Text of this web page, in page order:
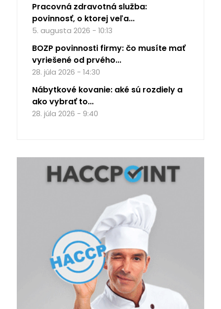
Pracovná zdravotná služba:
povinnosť, o ktorej veľa...
5. augusta 2026 - 10:13
BOZP povinnosti firmy: čo musíte mať
vyriešené od prvého...
28. júla 2026 - 14:30
Nábytkové kovanie: aké sú rozdiely a
ako vybrať to...
28. júla 2026 - 9:40